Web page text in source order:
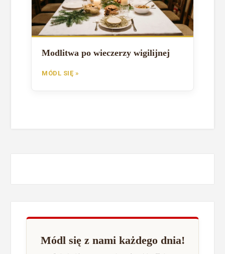
Modlitwa po wieczerzy wigilijnej
MÓDL SIĘ »
Módl się z nami każdego dnia!